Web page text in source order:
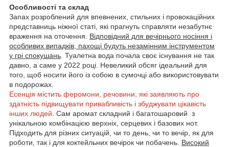
Особливості та склад
Запах розроблений для впевнених, стильних і провокаційних
представниць ніжної статі, які прагнуть справляти незабутнє
враження на оточення. Відповідний для вечірнього носіння і
особливих випадків, пахощі будуть незамінним інструментом
у грі спокушань . Туалетна вода почала своє існування не так
давно, а саме у 2022 році. Невеликий обсяг ідеальний для
того, щоб носити його із собою в сумочці або використовувати
в подорожах.
Есенція містить феромони, речовини, які заявляють про
здатність підвищувати привабливість і збуджувати цікавість
інших людей . Сам аромат складний і багатошаровий з
унікальною комбінацією верхніх, серцевих і базових нот.
Підходить для різних ситуацій, чи то день, чи то вечір, як для
роботи, так і для коктейльних вечірок чи побачень. Високий